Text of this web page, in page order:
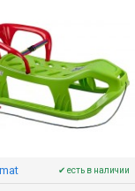
✔ есть в наличии